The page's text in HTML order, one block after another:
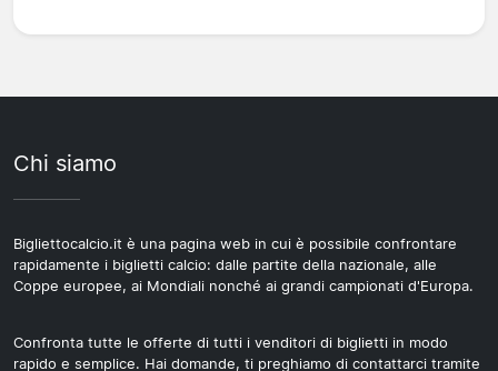
Chi siamo
Bigliettocalcio.it è una pagina web in cui è possibile confrontare
rapidamente i biglietti calcio: dalle partite della nazionale, alle
Coppe europee, ai Mondiali nonché ai grandi campionati d'Europa.
Confronta tutte le offerte di tutti i venditori di biglietti in modo
rapido e semplice. Hai domande, ti preghiamo di contattarci tramite